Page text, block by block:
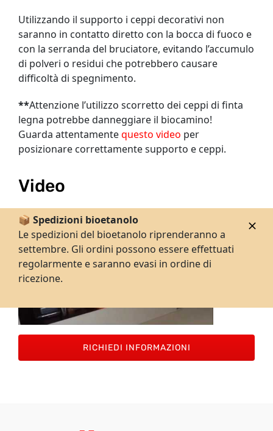
Utilizzando il supporto i ceppi decorativi non
saranno in contatto diretto con la bocca di fuoco e
con la serranda del bruciatore, evitando l’accumulo
di polveri o residui che potrebbero causare
difficoltà di spegnimento.
**Attenzione l’utilizzo scorretto dei ceppi di finta
legna potrebbe danneggiare il biocamino!
Guarda attentamentequesto video per
posizionare correttamente supporto e ceppi.
Video
RICHIEDI INFORMAZIONI
📦 Spedizioni bioetanolo
Le spedizioni del bioetanolo riprenderanno a
settembre. Gli ordini possono essere effettuati
regolarmente e saranno evasi in ordine di
ricezione.